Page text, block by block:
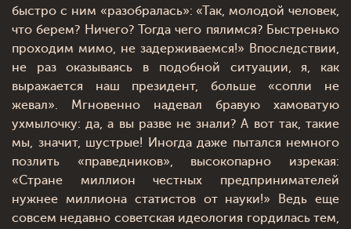
быстро с ним «разобралась»: «Так, молодой человек,
что берем? Ничего? Тогда чего пялимся? Быстренько
проходим мимо, не задерживаемся!» Впоследствии,
не раз оказываясь в подобной ситуации, я, как
выражается наш президент, больше «сопли не
жевал». Мгновенно надевал бравую хамоватую
ухмылочку: да, а вы разве не знали? А вот так, такие
мы, значит, шустрые! Иногда даже пытался немного
позлить «праведников», высокопарно изрекая:
«Стране миллион честных предпринимателей
нужнее миллиона статистов от науки!» Ведь еще
совсем недавно советская идеология гордилась тем,